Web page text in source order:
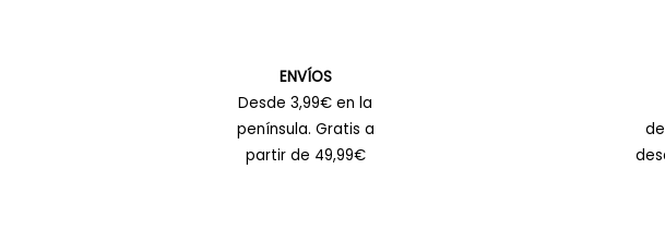
ENVÍOS
Desde 3,99€ en la
península. Gratis a
partir de 49,99€